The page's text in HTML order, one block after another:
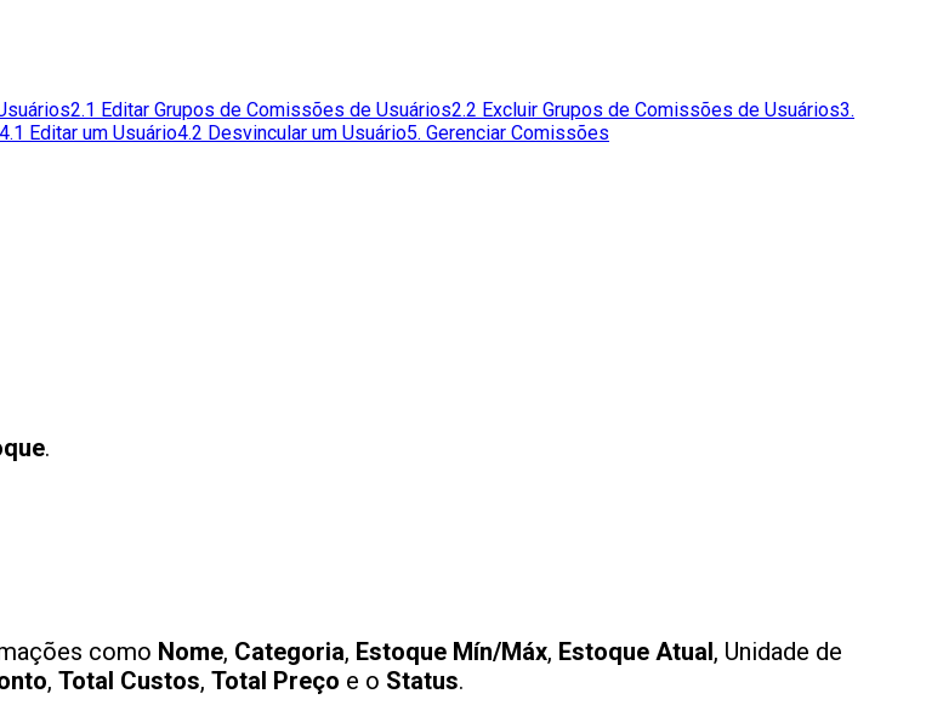
2.1 Editar Grupos de Comissões de Usuários2.2 Excluir Grupos de Comissões de Usuários3.
4.1 Editar um Usuário4.2 Desvincular um Usuário5. Gerenciar Comissões
.
como Nome, Categoria, Estoque Mín/Máx, Estoque Atual, Unidade de
, Total Custos, Total Preço e o Status.